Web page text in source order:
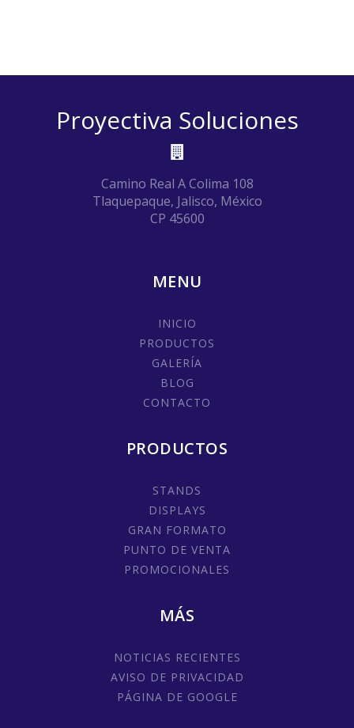
Proyectiva Soluciones
Camino Real A Colima 108
Tlaquepaque, Jalisco, México
CP 45600
MENU
INICIO
PRODUCTOS
GALERÍA
BLOG
CONTACTO
PRODUCTOS
STANDS
DISPLAYS
GRAN FORMATO
PUNTO DE VENTA
PROMOCIONALES
MÁS
NOTICIAS RECIENTES
AVISO DE PRIVACIDAD
PÁGINA DE GOOGLE